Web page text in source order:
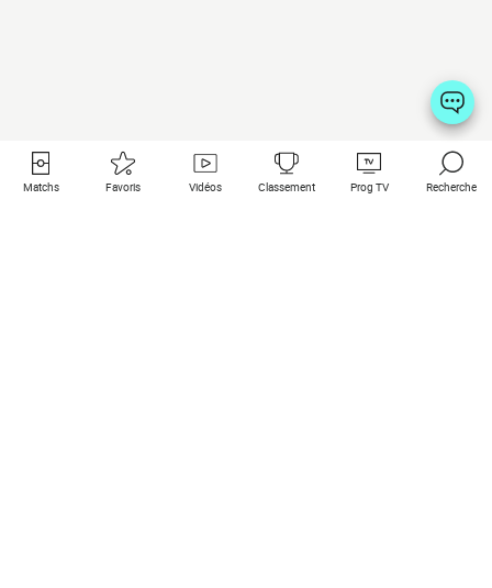
Matchs Favoris Vidéos Classement Prog TV Recherche